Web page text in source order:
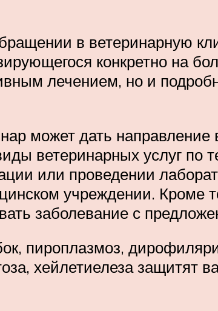
в ветеринарную
конкретно на
лечением, но и
может дать
ветеринарных услуг по
или проведении
учреждении. Кроме
заболевание с
пироплазмоз,
хейлетиелеза защитят